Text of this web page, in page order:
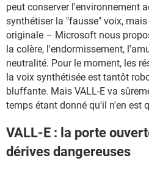
peut conserver l'environnement
synthétiser la "fausse" voix,
originale – Microsoft nous
la colère, l'endormissement,
neutralité. Pour le moment, les
la voix synthétisée est tantôt
bluffante. Mais VALL-E va
temps étant donné qu'il n'en est
VALL-E : la porte
dérives dangereuses